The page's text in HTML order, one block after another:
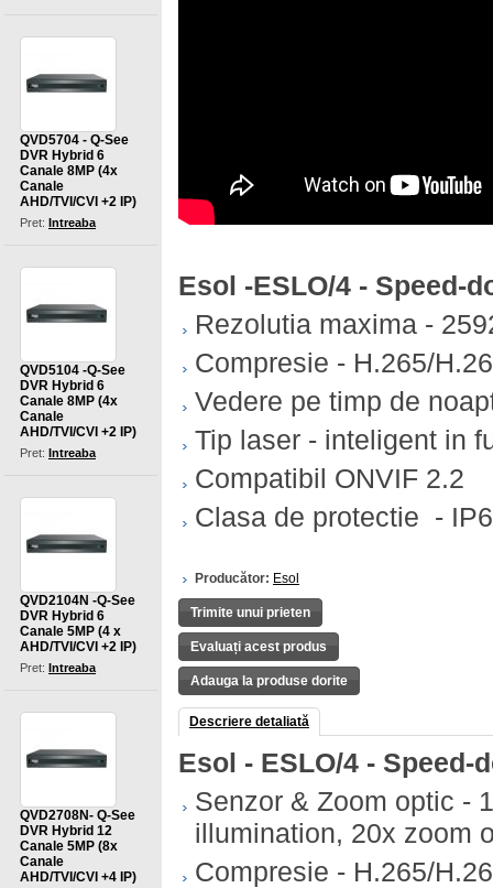
QVD5704 - Q-See
DVR Hybrid 6
Canale 8MP (4x
Canale
AHD/TVI/CVI +2 IP)
Pret: Intreaba
QVD5104 -Q-See
DVR Hybrid 6
Canale 8MP (4x
Canale
AHD/TVI/CVI +2 IP)
Pret: Intreaba
QVD2104N -Q-See
DVR Hybrid 6
Canale 5MP (4 x
AHD/TVI/CVI +2 IP)
Pret: Intreaba
QVD2708N- Q-See
DVR Hybrid 12
Canale 5MP (8x
Canale
AHD/TVI/CVI +4 IP)
Esol -ESLO/4 - Speed-
Rezolutia maxima -
Compresie - H.265/
Vedere pe timp de
Tip laser - inteligent in
Compatibil ONVIF 2.2
Clasa de protectie -
Producător: Esol
Trimite unui prieten
Evaluați acest produs
Adauga la produse dorite
Descriere detaliată
Esol - ESLO/4 - Speed-
Senzor & Zoom optic -
illumination, 20x zoom
Compresie - H.265/